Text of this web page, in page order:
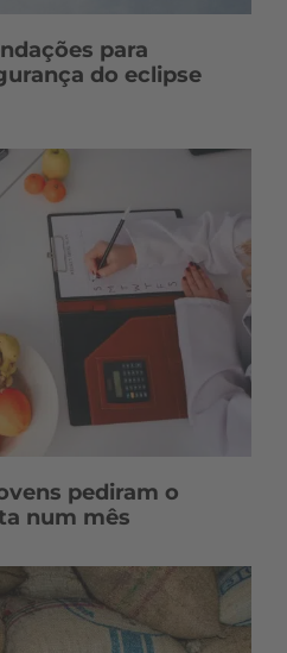
para
do eclipse
pediram o
num mês